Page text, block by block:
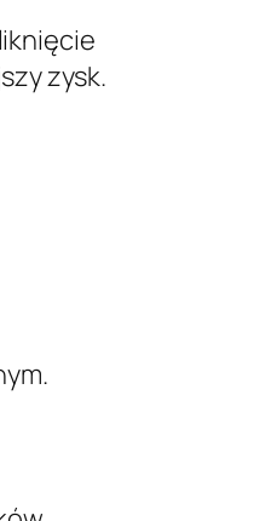
zysk.